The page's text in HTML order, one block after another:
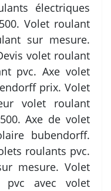
électriques
Volet roulant
sur mesure.
volet roulant
pvc. Axe volet
prix. Volet
volet roulant
Axe de volet
bubendorff.
roulants pvc.
mesure. Volet
pvc avec volet